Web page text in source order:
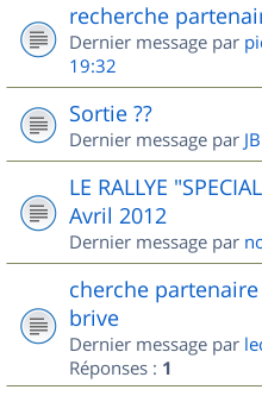
recherche
Dernier message par
19:32
Sortie ??
Dernier message par
LE RALLYE
Avril 2012
Dernier message par
cherche
brive
Dernier message par
Réponses : 1